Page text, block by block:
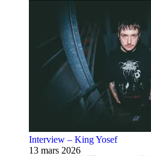
Interview – King Yosef
13 mars 2026